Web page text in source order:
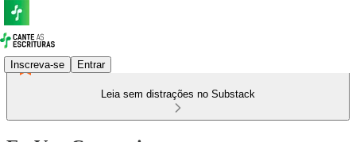
Inscreva-se Entrar
Leia sem distrações no Substack